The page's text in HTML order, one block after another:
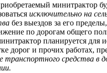
минитрактор
исключительно на
без выездов за его
по дорогам общего
планируется для
дорог и прочих работах,
транспортного средства в